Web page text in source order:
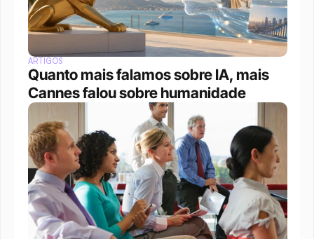
ARTIGOS
Quanto mais falamos sobre IA, mais
Cannes falou sobre humanidade